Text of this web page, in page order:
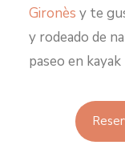
Gironès y te
y rodeado de
paseo en